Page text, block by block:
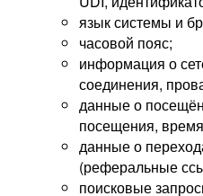
язык системы и
часовой пояс;
информация о
соединения,
данные о
посещения,
данные о
(реферальные
поисковые